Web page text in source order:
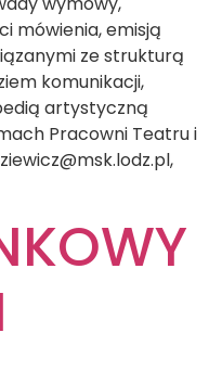
mówienia, emisją
ze strukturą
komunikacji,
artystyczną
Pracowni Teatru i